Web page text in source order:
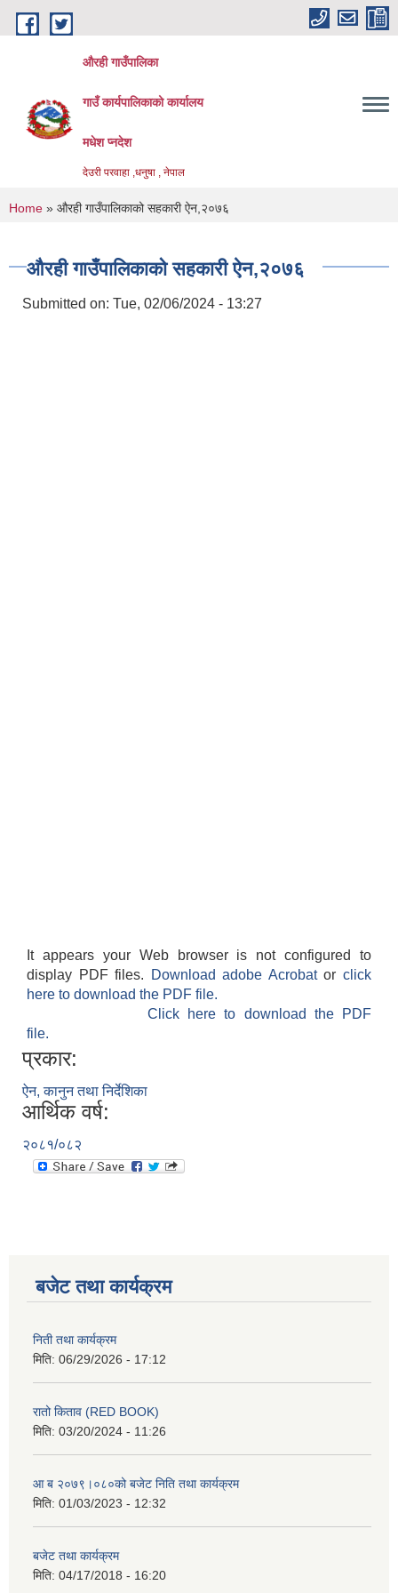
Skip to main content
औरही गाउँपालिका
गाउँ कार्यपालिकाको कार्यालय
मधेश प्नदेश
देउरी परवाहा ,धनुषा , नेपाल
You are here
Home » औरही गाउँपालिकाको सहकारी ऐन,२०७६
औरही गाउँपालिकाको सहकारी ऐन,२०७६
Submitted on: Tue, 02/06/2024 - 13:27
It appears your Web browser is not configured to
display PDF files.
Download adobe Acrobatorclick
here to download the PDF file.
Click here to download the PDF
file.
प्रकार:
ऐन, कानुन तथा निर्देशिका
आर्थिक वर्ष:
२०८१/०८२
बजेट तथा कार्यक्रम
निती तथा कार्यक्रम
मिति: 06/29/2026 - 17:12
रातो किताव (RED BOOK)
मिति: 03/20/2024 - 11:26
आ ब २०७९।०८०को बजेट निति तथा कार्यक्रम
मिति: 01/03/2023 - 12:32
बजेट तथा कार्यक्रम
मिति: 04/17/2018 - 16:20